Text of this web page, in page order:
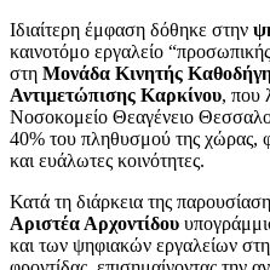
Ιδιαίτερη έμφαση δόθηκε στην
καινοτόμο εργαλείο
στη Μονάδα Κινητής
Αντιμετώπισης Καρκίνου, που
Νοσοκομείο Θεαγένειο
40% του πληθυσμού της χώρας,
και ευάλωτες κοινότητες.
Κατά τη διάρκεια της
Αριστέα Αρχοντίδου
και των ψηφιακών εργαλείων